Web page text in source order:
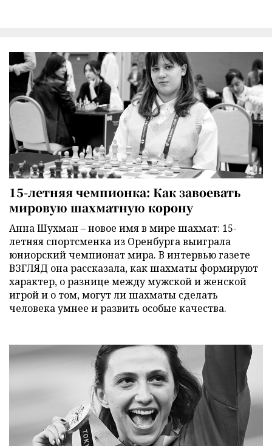
15-летняя чемпионка: Как завоевать
мировую шахматную корону
Анна Шухман – новое имя в мире шахмат: 15-
летняя спортсменка из Оренбурга выиграла
юниорский чемпионат мира. В интервью газете
ВЗГЛЯД она рассказала, как шахматы формируют
характер, о разнице между мужской и женской
игрой и о том, могут ли шахматы сделать
человека умнее и развить особые качества.